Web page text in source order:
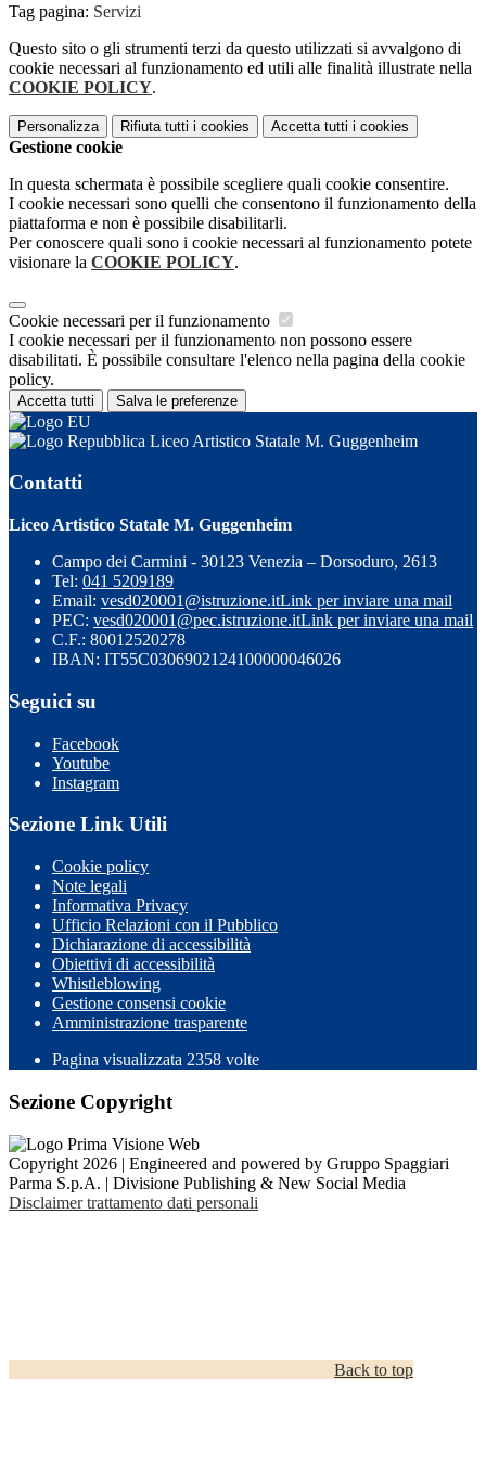
Tag pagina: Servizi
Questo sito o gli strumenti terzi da questo utilizzati si avvalgono di
cookie necessari al funzionamento ed utili alle finalità illustrate nella
COOKIE POLICY.
Personalizza Rifiuta tutti i cookies Accetta tutti i cookies
Gestione cookie
In questa schermata è possibile scegliere quali cookie consentire.
I cookie necessari sono quelli che consentono il funzionamento della
piattaforma e non è possibile disabilitarli.
Per conoscere quali sono i cookie necessari al funzionamento potete
visionare la COOKIE POLICY.
Cookie necessari per il funzionamento
I cookie necessari per il funzionamento non possono essere
disabilitati. È possibile consultare l'elenco nella pagina della cookie
policy.
Accetta tutti Salva le preferenze
Liceo Artistico Statale M. Guggenheim
Contatti
Liceo Artistico Statale M. Guggenheim
Campo dei Carmini - 30123 Venezia – Dorsoduro, 2613
Tel: 041 5209189
Email: vesd020001@istruzione.itLink per inviare una mail
PEC: vesd020001@pec.istruzione.itLink per inviare una mail
C.F.: 80012520278
IBAN: IT55C0306902124100000046026
Seguici su
Facebook
Youtube
Instagram
Sezione Link Utili
Cookie policy
Note legali
Informativa Privacy
Ufficio Relazioni con il Pubblico
Dichiarazione di accessibilità
Obiettivi di accessibilità
Whistleblowing
Gestione consensi cookie
Amministrazione trasparente
Pagina visualizzata 2358 volte
Sezione Copyright
Copyright 2026 | Engineered and powered by Gruppo Spaggiari
Parma S.p.A. | Divisione Publishing & New Social Media
Disclaimer trattamento dati personali
Back to top